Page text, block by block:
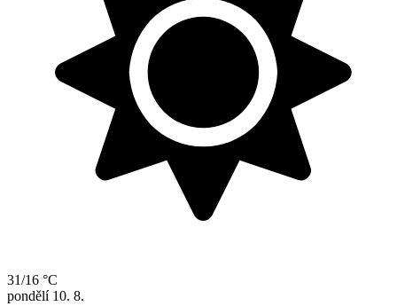
31/16 °C
pondělí 10. 8.